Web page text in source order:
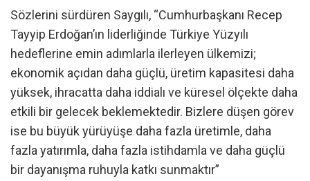
Sözlerini sürdüren Saygılı, “Cumhurbaşkanı Recep
Tayyip Erdoğan’ın liderliğinde Türkiye Yüzyılı
hedeflerine emin adımlarla ilerleyen ülkemizi;
ekonomik açıdan daha güçlü, üretim kapasitesi daha
yüksek, ihracatta daha iddialı ve küresel ölçekte daha
etkili bir gelecek beklemektedir. Bizlere düşen görev
ise bu büyük yürüyüşe daha fazla üretimle, daha
fazla yatırımla, daha fazla istihdamla ve daha güçlü
bir dayanışma ruhuyla katkı sunmaktır”